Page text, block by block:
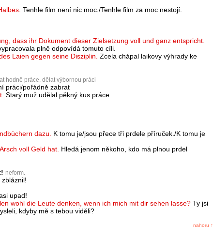
Tenhle film není nic moc./Tenhle film za moc nestojí.
dass ihr Dokument dieser Zielsetzung voll und ganz entspricht.
plně odpovídá tomuto cíli.
Laien gegen seine Disziplin. Zcela chápal laikovy výhrady ke
hodně práce, dělat výbornou práci
práci/pořádně zabrat
Starý muž udělal pěkný kus práce.
dazu.
K tomu je/jsou přece tři prdele příruček./K tomu je
voll Geld hat. Hledá jenom někoho, kdo má plnou prdel
neform.
upad!
wohl die Leute denken, wenn ich mich mit dir sehen lasse? Ty jsi
kdyby mě s tebou viděli?
nahoru ↑